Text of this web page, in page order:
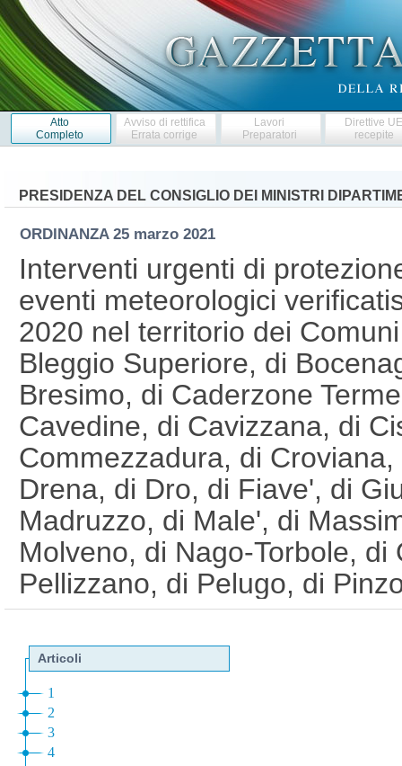
Atto
Completo
Avviso di rettifica
Errata corrige
Lavori
Preparatori
Direttive
recepite
PRESIDENZA DEL CONSIGLIO DEI MINISTRI
ORDINANZA 25 marzo 2021
Interventi urgenti di
eventi meteorologici
2020 nel territorio dei
Bleggio Superiore, di
Bresimo, di Caderzone
Cavedine, di Cavizzana, di
Commezzadura, di
Drena, di Dro, di Fiave', di
Madruzzo, di Male', di
Molveno, di Nago-Torbole, di
Pellizzano, di Pelugo, di
Rumo, di Tenno, di Terzolas,
Ville, di Vallelaghi e di
di Trento. (Ordinanza n.
Generale n.83 del 07-04-